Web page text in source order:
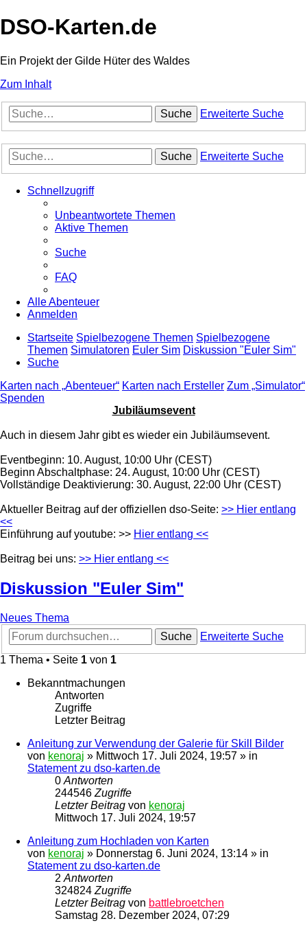
DSO-Karten.de
Ein Projekt der Gilde Hüter des Waldes
Zum Inhalt
Suche Erweiterte Suche
Suche Erweiterte Suche
Schnellzugriff
Unbeantwortete Themen
Aktive Themen
Suche
FAQ
Alle Abenteuer
Anmelden
Startseite Spielbezogene Themen Spielbezogene
Themen Simulatoren Euler Sim Diskussion "Euler Sim"
Suche
Karten nach „Abenteuer“ Karten nach Ersteller Zum „Simulator“
Spenden
Jubiläumsevent
Auch in diesem Jahr gibt es wieder ein Jubiläumsevent.
Eventbeginn: 10. August, 10:00 Uhr (CEST)
Beginn Abschaltphase: 24. August, 10:00 Uhr (CEST)
Vollständige Deaktivierung: 30. August, 22:00 Uhr (CEST)
Aktueller Beitrag auf der offiziellen dso-Seite: >> Hier entlang
<<
Einführung auf youtube: >> Hier entlang <<
Beitrag bei uns: >> Hier entlang <<
Diskussion "Euler Sim"
Neues Thema
Suche
Erweiterte Suche
1 Thema • Seite 1 von 1
Bekanntmachungen
Antworten
Zugriffe
Letzter Beitrag
Anleitung zur Verwendung der Galerie für Skill Bilder
von kenoraj » Mittwoch 17. Juli 2024, 19:57 » in
Statement zu dso-karten.de
0Antworten
244546Zugriffe
Letzter Beitrag von kenoraj
Mittwoch 17. Juli 2024, 19:57
Anleitung zum Hochladen von Karten
von kenoraj » Donnerstag 6. Juni 2024, 13:14 » in
Statement zu dso-karten.de
2Antworten
324824Zugriffe
Letzter Beitrag von battlebroetchen
Samstag 28. Dezember 2024, 07:29